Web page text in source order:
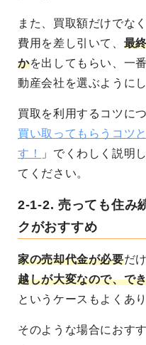
また、買取額だけでな
費用を差し引いて、 最
かを出してもらい、一
動産会社を選ぶように
買取を利用するコツに
買い取ってもらうコツ
す！
」でくわしく説明
てください。
2-1-2. 売っても住み
クがおすすめ
家の売却代金が必要だ
越しが大変なので、で
というケースもよくあり
そのような場合におす